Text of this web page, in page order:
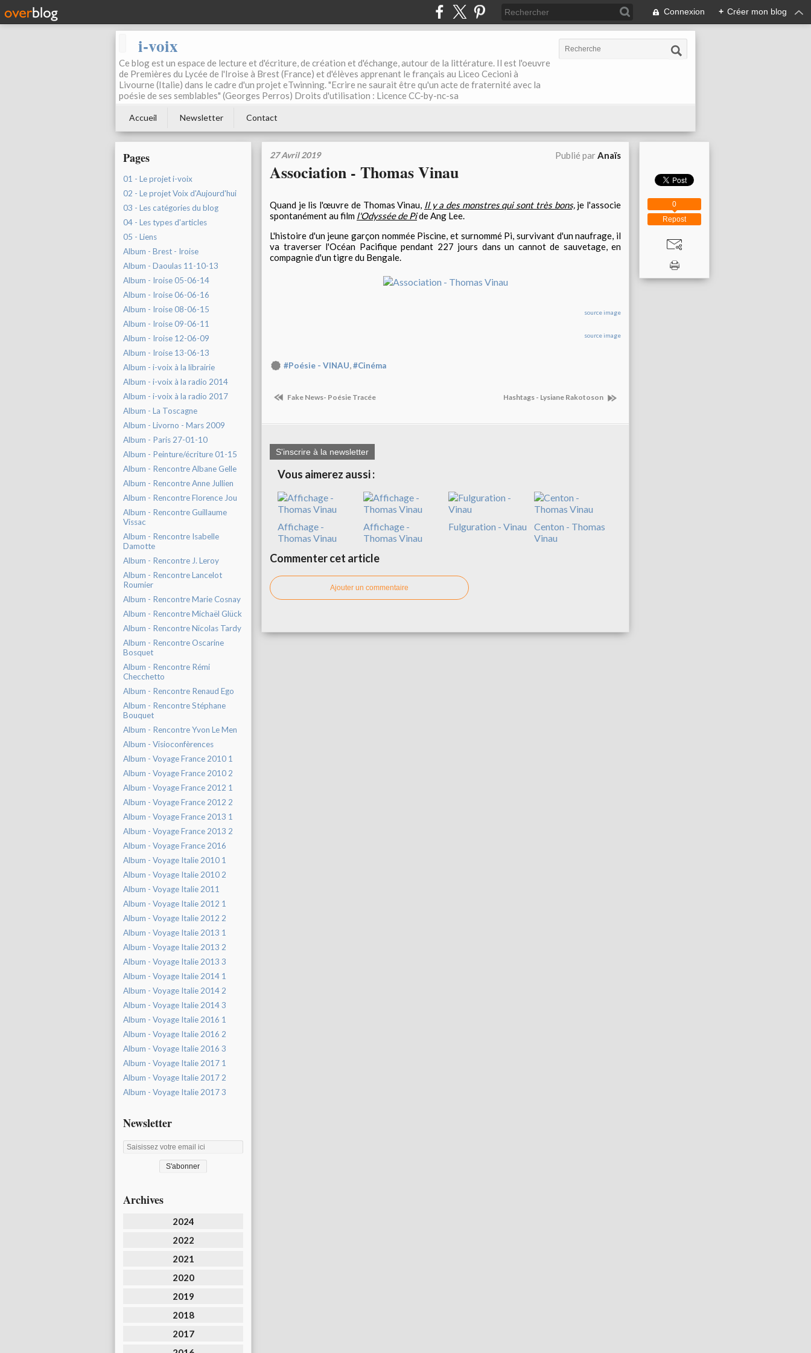
Connexion + Créer mon blog
i-voix
Ce blog est un espace de lecture et d'écriture, de création et d'échange, autour de la littérature. Il est l'oeuvre
de Premières du Lycée de l'Iroise à Brest (France) et d'élèves apprenant le français au Liceo Cecioni à
Livourne (Italie) dans le cadre d'un projet eTwinning. "Ecrire ne saurait être qu'un acte de fraternité avec la
poésie de ses semblables" (Georges Perros) Droits d'utilisation : Licence CC-by-nc-sa
Accueil Newsletter Contact
Pages
01 - Le projet i-voix
02 - Le projet Voix d'Aujourd'hui
03 - Les catégories du blog
04 - Les types d'articles
05 - Liens
Album - Brest - Iroise
Album - Daoulas 11-10-13
Album - Iroise 05-06-14
Album - Iroise 06-06-16
Album - Iroise 08-06-15
Album - Iroise 09-06-11
Album - Iroise 12-06-09
Album - Iroise 13-06-13
Album - i-voix à la librairie
Album - i-voix à la radio 2014
Album - i-voix à la radio 2017
Album - La Toscagne
Album - Livorno - Mars 2009
Album - Paris 27-01-10
Album - Peinture/écriture 01-15
Album - Rencontre Albane Gelle
Album - Rencontre Anne Jullien
Album - Rencontre Florence Jou
Album - Rencontre Guillaume
Vissac
Album - Rencontre Isabelle
Damotte
Album - Rencontre J. Leroy
Album - Rencontre Lancelot
Roumier
Album - Rencontre Marie Cosnay
Album - Rencontre Michaël Glück
Album - Rencontre Nicolas Tardy
Album - Rencontre Oscarine
Bosquet
Album - Rencontre Rémi
Checchetto
Album - Rencontre Renaud Ego
Album - Rencontre Stéphane
Bouquet
Album - Rencontre Yvon Le Men
Album - Visioconfèrences
Album - Voyage France 2010 1
Album - Voyage France 2010 2
Album - Voyage France 2012 1
Album - Voyage France 2012 2
Album - Voyage France 2013 1
Album - Voyage France 2013 2
Album - Voyage France 2016
Album - Voyage Italie 2010 1
Album - Voyage Italie 2010 2
Album - Voyage Italie 2011
Album - Voyage Italie 2012 1
Album - Voyage Italie 2012 2
Album - Voyage Italie 2013 1
Album - Voyage Italie 2013 2
Album - Voyage Italie 2013 3
Album - Voyage Italie 2014 1
Album - Voyage Italie 2014 2
Album - Voyage Italie 2014 3
Album - Voyage Italie 2016 1
Album - Voyage Italie 2016 2
Album - Voyage Italie 2016 3
Album - Voyage Italie 2017 1
Album - Voyage Italie 2017 2
Album - Voyage Italie 2017 3
Newsletter
Archives
2024
2022
2021
2020
2019
2018
2017
27 Avril 2019 Publié parAnaïs
Association - Thomas Vinau
Quand je lis l'œuvre de Thomas Vinau, Il y a des monstres qui sont très bons,je l'associe
spontanément au film l'Odyssée de Pide Ang Lee.
L'histoire d'un jeune garçon nommée Piscine, et surnommé Pi, survivant d'un naufrage, il
va traverser l'Océan Pacifique pendant 227 jours dans un cannot de sauvetage, en
compagnie d'un tigre du Bengale.
source image
source image
#Poésie - VINAU,#Cinéma
Fake News- Poésie Tracée Hashtags - Lysiane Rakotoson
S'inscrire à la newsletter
Vous aimerez aussi :
Affichage -
Thomas Vinau
Affichage -
Thomas Vinau
Fulguration - Vinau
Centon - Thomas
Vinau
Commenter cet article
Ajouter un commentaire
Repost
0